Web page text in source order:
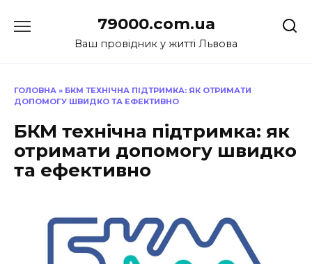
до
79000.com.ua
Ваш провідник у житті Львова
ГОЛОВНА » БКМ ТЕХНІЧНА ПІДТРИМКА: ЯК ОТРИМАТИ
ДОПОМОГУ ШВИДКО ТА ЕФЕКТИВНО
БКМ технічна підтримка: як
отримати допомогу швидко
та ефективно